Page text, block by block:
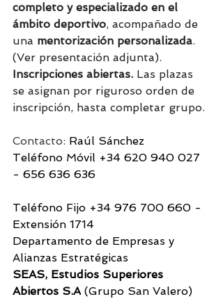
completo y especializado en el
ámbito deportivo, acompañado de
una mentorización personalizada.
(Ver presentación adjunta).
Inscripciones abiertas. Las plazas
se asignan por riguroso orden de
inscripción, hasta completar grupo.
Contacto: Raúl Sánchez
Teléfono Móvil +34 620 940 027
- 656 636 636
Teléfono Fijo +34 976 700 660 -
Extensión 1714
Departamento de Empresas y
Alianzas Estratégicas
SEAS, Estudios Superiores
Abiertos S.A (Grupo San Valero)